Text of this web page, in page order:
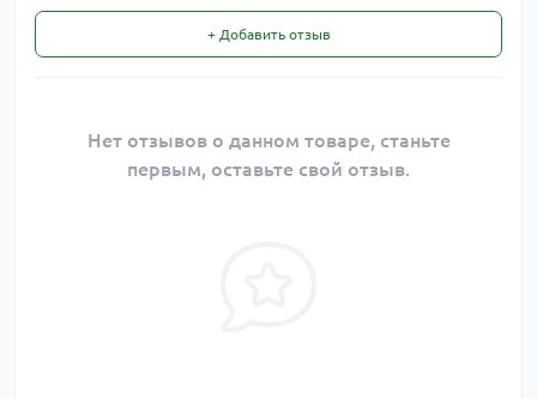
+ Добавить отзыв
Нет отзывов о данном товаре, станьте
первым, оставьте свой отзыв.